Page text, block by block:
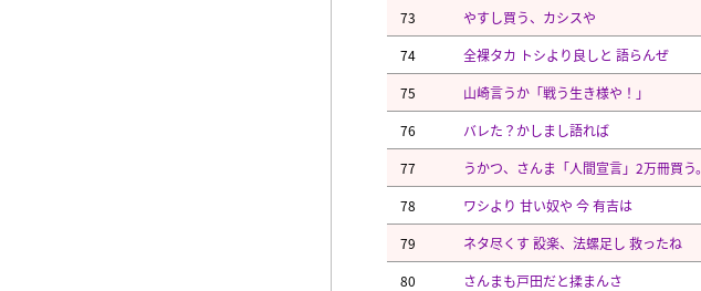
73
やすし買う、カシスや
74
全裸タカ トシより良しと 語らんぜ
75
山崎言うか「戦う生き様や！」
76
バレた？かしまし語れば
77
うかつ、さんま「人間宣言」2万冊買う。
78
ワシより 甘い奴や 今 有吉は
79
ネタ尽くす 設楽、法螺足し 救ったね
80
さんまも戸田だと揉まんさ